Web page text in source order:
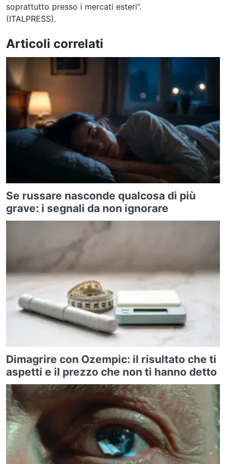
soprattutto presso i mercati esteri”.
(ITALPRESS).
Articoli correlati
Se russare nasconde qualcosa di più
grave: i segnali da non ignorare
Dimagrire con Ozempic: il risultato che ti
aspetti e il prezzo che non ti hanno detto